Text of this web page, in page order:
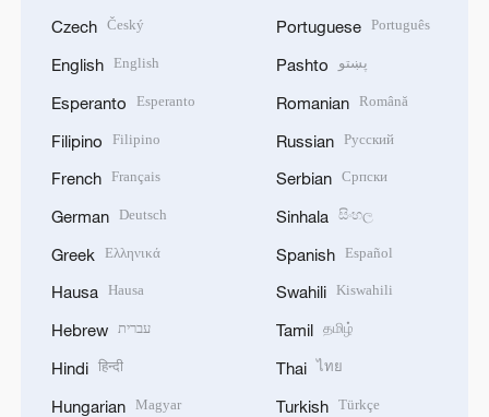
Czech Český
English English
Esperanto Esperanto
Filipino Filipino
French Français
German Deutsch
Greek Ελληνικά
Hausa Hausa
Hebrew עברית
Hindi हिन्दी
Hungarian Magyar
Portuguese Português
Pashto پښتو
Romanian Română
Russian Русский
Serbian Српски
Sinhala සිංහල
Spanish Español
Swahili Kiswahili
Tamil தமிழ்
Thai ไทย
Turkish Türkçe